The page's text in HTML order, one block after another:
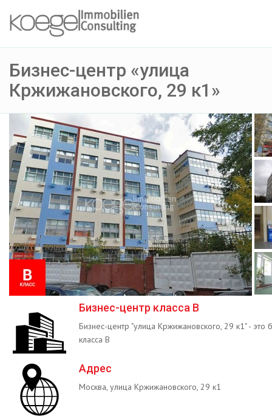
Бизнес-центр «улица
Кржижановского, 29 к1»
Бизнес-центр класса B
Бизнес-центр "улица Кржижановского, 29 к1" - это
класса B
Адрес
Москва, улица Кржижановского, 29 к1